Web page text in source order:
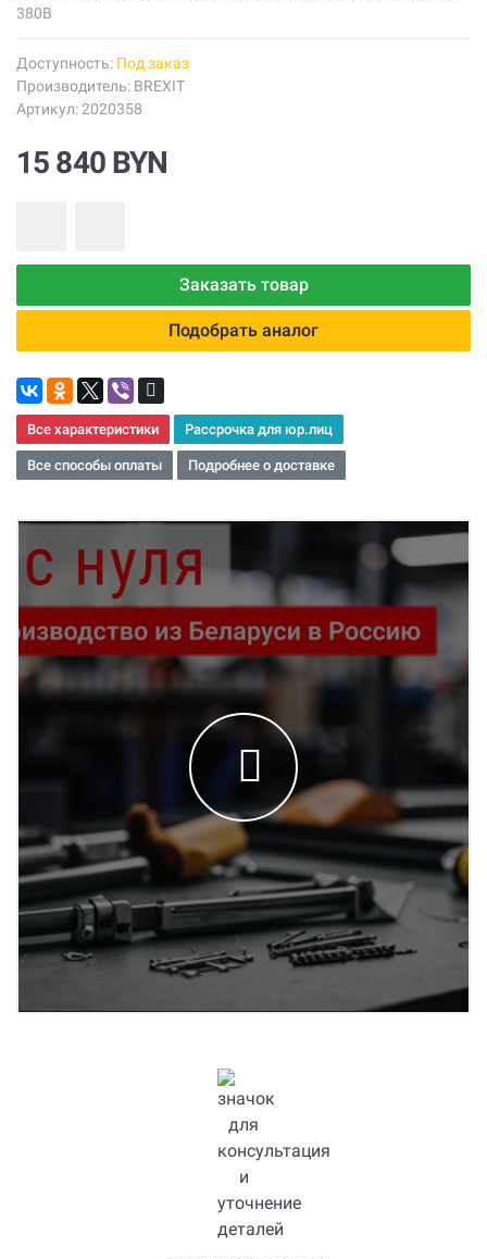
380В
Доступность: Под заказ
Производитель: BREXIT
Артикул: 2020358
15 840 BYN
Заказать товар
Подобрать аналог
Все характеристики Рассрочка для юр.лиц
Все способы оплаты Подробнее о доставке